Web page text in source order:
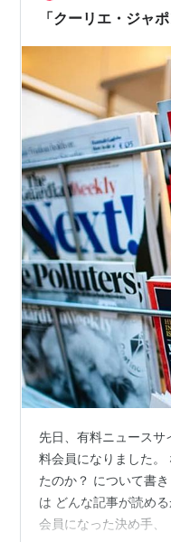
はじめてのプラトン
「クーリエ・ジャ
先日、有料ニュース
料会員になりました
たのか？ について書
は どんな記事が読め
会員になった決め手、